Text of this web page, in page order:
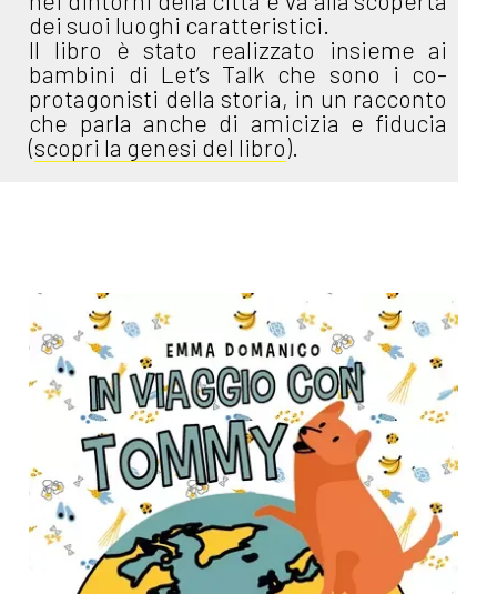
dei suoi luoghi caratteristici.
Il libro è stato realizzato insieme ai
bambini di Let’s Talk che sono i co-
protagonisti della storia, in un racconto
che parla anche di amicizia e fiducia
(scopri la genesi del libro).